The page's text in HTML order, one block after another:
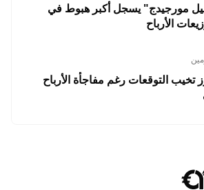
مورجيدج" يسجل أكبر هبوط في
الأرباح
تخيب التوقعات رغم مفاجأة الأرباح